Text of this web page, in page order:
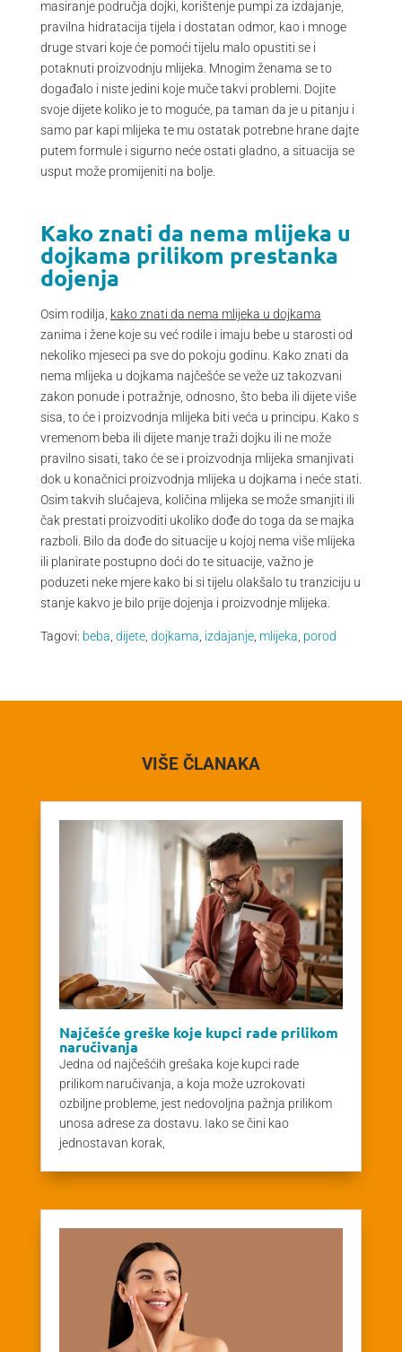
masiranje područja dojki, korištenje pumpi za izdajanje,
pravilna hidratacija tijela i dostatan odmor, kao i mnoge
druge stvari koje će pomoći tijelu malo opustiti se i
potaknuti proizvodnju mlijeka. Mnogim ženama se to
događalo i niste jedini koje muče takvi problemi. Dojite
svoje dijete koliko je to moguće, pa taman da je u pitanju i
samo par kapi mlijeka te mu ostatak potrebne hrane dajte
putem formule i sigurno neće ostati gladno, a situacija se
usput može promijeniti na bolje.
Kako znati da nema mlijeka u
dojkama prilikom prestanka
dojenja
Osim rodilja, kako znati da nema mlijeka u dojkama
zanima i žene koje su već rodile i imaju bebe u starosti od
nekoliko mjeseci pa sve do pokoju godinu. Kako znati da
nema mlijeka u dojkama najčešće se veže uz takozvani
zakon ponude i potražnje, odnosno, što beba ili dijete više
sisa, to će i proizvodnja mlijeka biti veća u principu. Kako s
vremenom beba ili dijete manje traži dojku ili ne može
pravilno sisati, tako će se i proizvodnja mlijeka smanjivati
dok u konačnici proizvodnja mlijeka u dojkama i neće stati.
Osim takvih slučajeva, količina mlijeka se može smanjiti ili
čak prestati proizvoditi ukoliko dođe do toga da se majka
razboli. Bilo da dođe do situacije u kojoj nema više mlijeka
ili planirate postupno doći do te situacije, važno je
poduzeti neke mjere kako bi si tijelu olakšalo tu tranziciju u
stanje kakvo je bilo prije dojenja i proizvodnje mlijeka.
Tagovi: beba, dijete, dojkama, izdajanje, mlijeka, porod
VIŠE ČLANAKA
Najčešće greške koje kupci rade prilikom
naručivanja
Jedna od najčešćih grešaka koje kupci rade
prilikom naručivanja, a koja može uzrokovati
ozbiljne probleme, jest nedovoljna pažnja prilikom
unosa adrese za dostavu. Iako se čini kao
jednostavan korak,